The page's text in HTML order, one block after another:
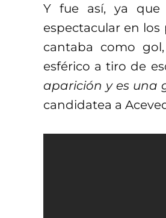
Y fue así, ya que
espectacular en
cantaba como
esférico a tiro de
aparición y es una
candidatea a